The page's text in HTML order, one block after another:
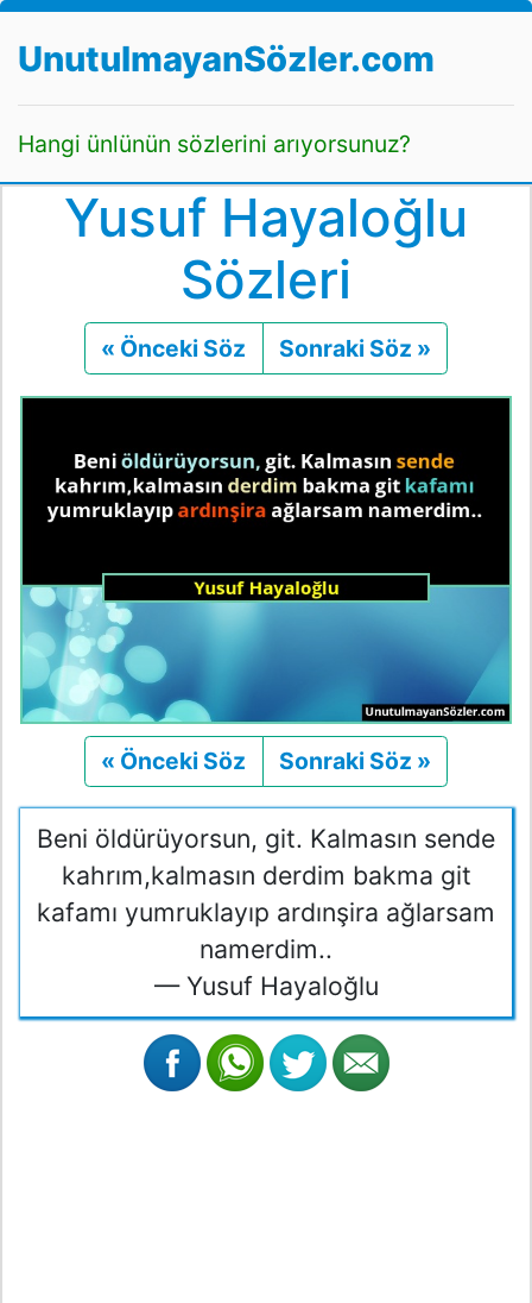
UnutulmayanSözler.com
Hangi ünlünün sözlerini arıyorsunuz?
Yusuf Hayaloğlu
Sözleri
« Önceki Söz Önceki
Sonraki Söz »
« Önceki Söz Önceki
Sonraki Söz »
Beni öldürüyorsun, git. Kalmasın sende
kahrım,kalmasın derdim bakma git
kafamı yumruklayıp ardınşira ağlarsam
namerdim..
— Yusuf Hayaloğlu